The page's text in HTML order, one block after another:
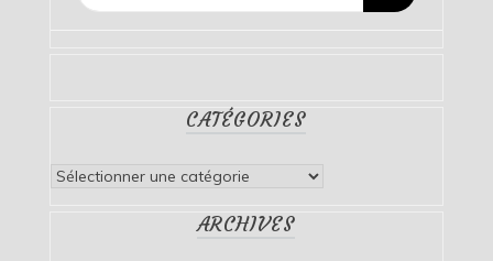
CATÉGORIES
Catégories
ARCHIVES